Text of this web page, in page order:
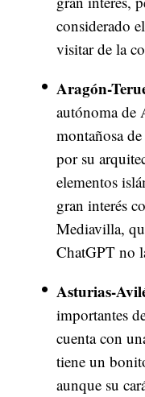
considerado
visitar de la
Aragón-
autónoma de
montañosa
por su
elementos
gran interés
Mediavilla,
ChatGPT no
Asturias-
importantes
cuenta con
tiene un
aunque su